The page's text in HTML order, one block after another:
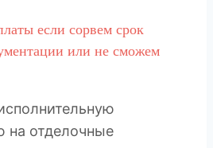
если сорвем срок
или не сможем
на отделочные